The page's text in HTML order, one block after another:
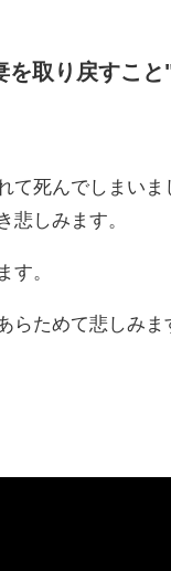
取り戻すこと
て死んでしまいま
悲しみます。
す。
ためて悲しみま